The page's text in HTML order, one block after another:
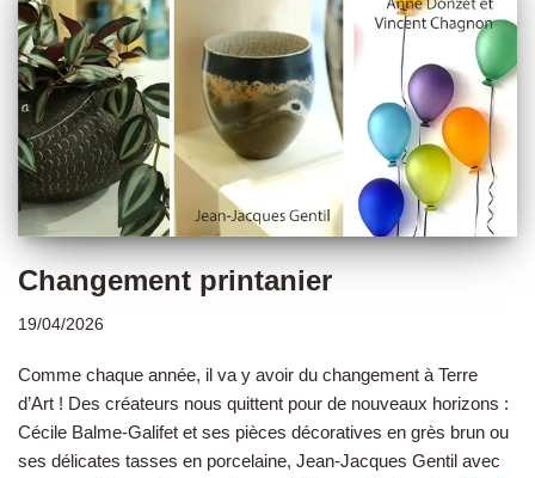
Changement printanier
19/04/2026
Comme chaque année, il va y avoir du changement à Terre
d’Art ! Des créateurs nous quittent pour de nouveaux horizons :
Cécile Balme-Galifet et ses pièces décoratives en grès brun ou
ses délicates tasses en porcelaine, Jean-Jacques Gentil avec